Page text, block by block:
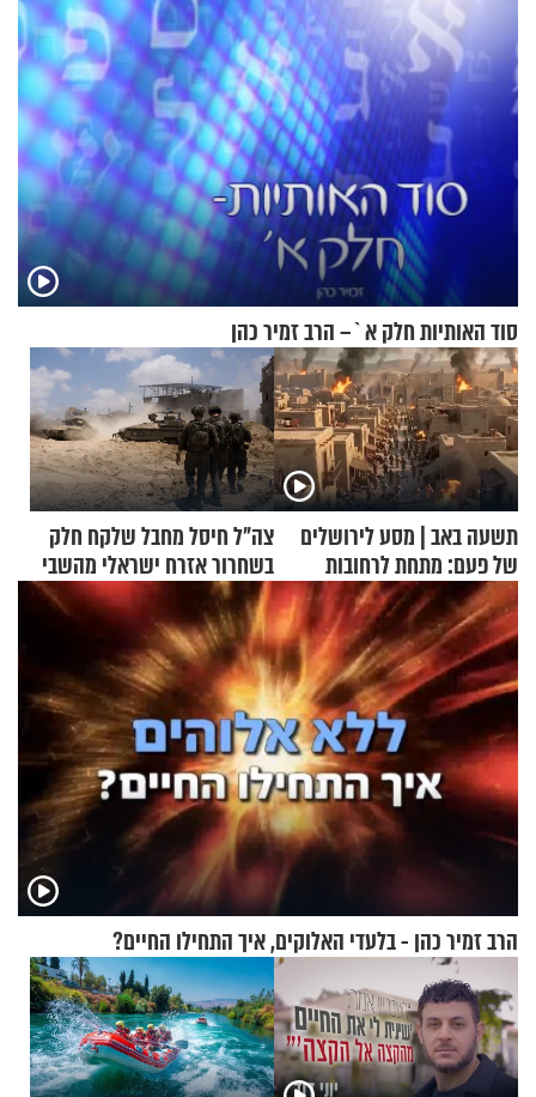
סוד האותיות חלק א`– הרב זמיר כהן
תשעה באב | מסע לירושלים
של פעם: מתחת לרחובות
ירושלים
צה"ל חיסל מחבל שלקח חלק
בשחרור אזרח ישראלי מהשבי
הרב זמיר כהן - בלעדי האלוקים, איך התחילו החיים?